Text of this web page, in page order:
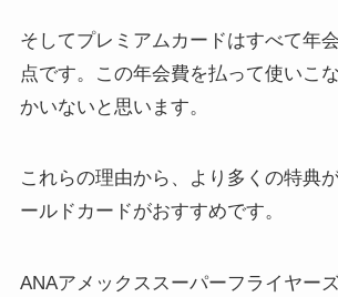
そしてプレミアムカードはすべて年
点です。この年会費を払って使いこ
かいないと思います。
これらの理由から、より多くの特典
ールドカードがおすすめです。
ANAアメックススーパーフライヤー